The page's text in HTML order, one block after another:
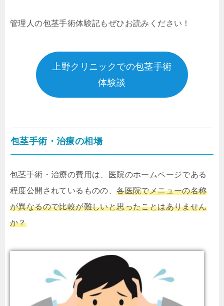
管理人の包茎手術体験記もぜひお読みください！
上野クリニックでの包茎手術
体験談
包茎手術・治療の相場
包茎手術・治療の費用は、医院のホームページである
程度公開されているものの、各医院でメニューの名称
が異なるので比較が難しいと思ったことはありません
か？